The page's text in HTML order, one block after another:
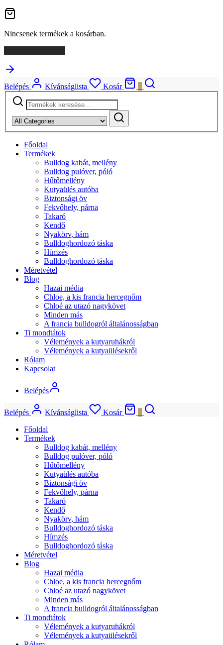
Termékek
Bulldog kabát, mellény
Bulldog pulóver, póló
Fekvőhely, párna
Takaró
Kendő
Nyakörv, hám
Bulldoghordozó táska
Hímzés
Bulldoghordozó táska
Méretvétel
Blog
Hazai média
Chloe, a kis francia hercegnőm
Chloé az utazó nagykövet
Minden más
A francia bulldogról általánosságban
Ti mondtátok
Vélemények a kutyaruhákról
Vélemények a kutyaülésekről
Rólam
Kapcsolat
Belépés
Kívánságlista Kosár
0
Főoldal
Termékek
Bulldog kabát, mellény
Bulldog pulóver, póló
Hűtőmellény
Kutyaülés autóba
Biztonsági öv
Fekvőhely, párna
Takaró
Kendő
Bulldoghordozó táska
Bulldoghordozó táska
Méretvétel
Blog
Hazai média
Chloe, a kis francia hercegnőm
Chloé az utazó nagykövet
Minden más
A francia bulldogról általánosságban
Ti mondtátok
Vélemények a kutyaruhákról
Vélemények a kutyaülésekről
Rólam
Kapcsolat
Belépés
Felhasználónév vagy Email cím *
Emlékezz rám Elfelejtett jelszó?